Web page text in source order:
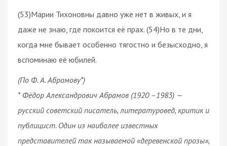
(53)Марии Тихоновны давно уже нет в живых, и я
даже не знаю, где покоится её прах. (54)Но в те дни,
когда мне бывает особенно тягостно и безысходно, я
вспоминаю её юбилей.
(По Ф. А. Абрамову*)
* Фёдор Александрович Абрамов (1920 –1983) —
русский советский писатель, литературовед, критик и
публицист. Один из наиболее известных
представителей так называемой «деревенской прозы»,